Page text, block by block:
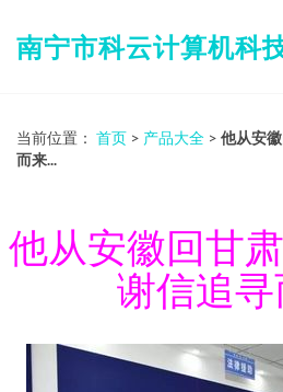
南宁市科云计算机科
当前位置： 首页 > 产品大全 > 他从安
而来...
他从安徽回甘
谢信追寻